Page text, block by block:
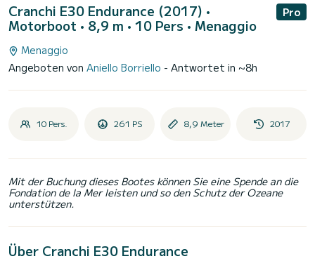
Cranchi E30 Endurance (2017) •
Motorboot • 8,9 m • 10 Pers • Menaggio
Pro
Menaggio
Angeboten von Aniello Borriello - Antwortet in ~8h
10 Pers. 261 PS 8,9 Meter 2017
Mit der Buchung dieses Bootes können Sie eine Spende an die
Fondation de la Mer leisten und so den Schutz der Ozeane
unterstützen.
Über Cranchi E30 Endurance